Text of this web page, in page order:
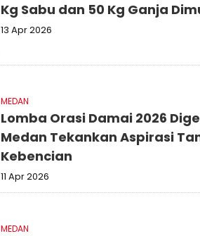
Kg Sabu dan 50 Kg Ganja
13 Apr 2026
MEDAN
Lomba Orasi Damai 2026
Medan Tekankan Aspirasi
Kebencian
11 Apr 2026
MEDAN